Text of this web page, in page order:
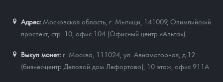
Адрес: Московская область, г. Мытищи, 141009, Олимпийский
проспект, стр. 10, офис 104 (Офисный центр «Альта»)
Выкуп монет: г. Москва, 111024, ул. Авиамоторная, д.12
(бизнес-центр Деловой дом Лефортово), 10 этаж, офис 911А